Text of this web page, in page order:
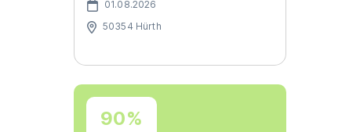
01.08.2026
50354 Hürth
90%